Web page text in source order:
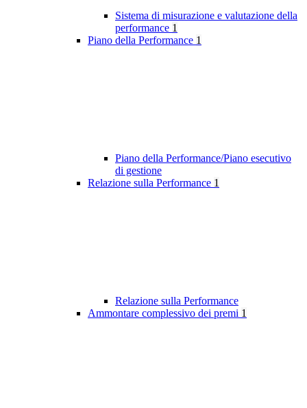
Sistema di misurazione e valutazione della
performance 1
Piano della Performance 1
Piano della Performance/Piano esecutivo
di gestione
Relazione sulla Performance 1
Relazione sulla Performance
Ammontare complessivo dei premi 1